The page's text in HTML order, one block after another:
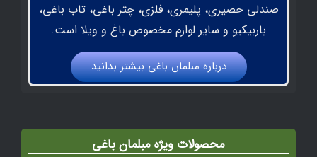
صندلی حصیری، پلیمری، فلزی، چتر باغی، تاب باغی،
باربیکیو و سایر لوازم مخصوص باغ و ویلا است.
درباره مبلمان باغي بيشتر بدانيد
محصولات ویژه مبلمان باغی